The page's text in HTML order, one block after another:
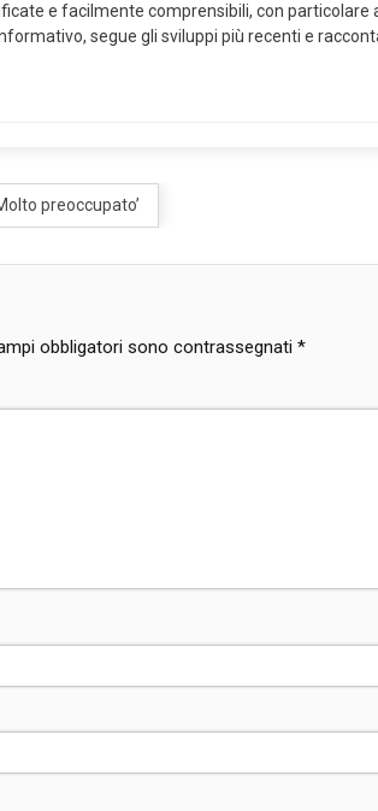
e facilmente comprensibili, con
segue gli sviluppi più recenti e
preoccupato’
obbligatori sono contrassegnati *